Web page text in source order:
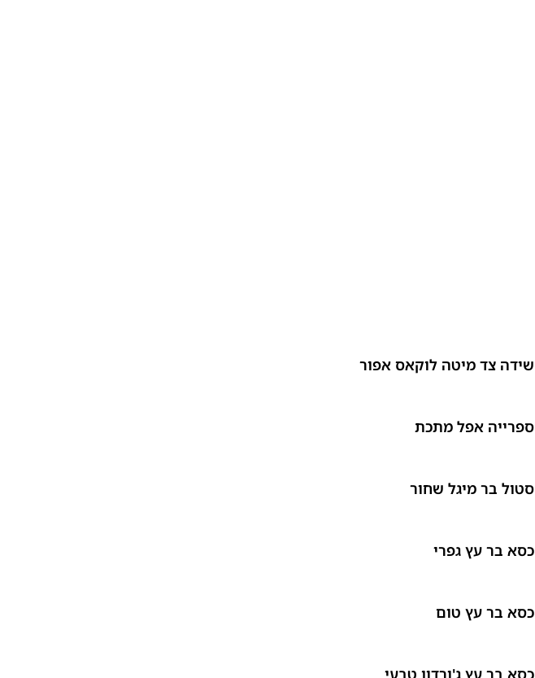
שידה צד מיטה לוקאס אפור
ספרייה אפל מתכת
סטול בר מיגל שחור
כסא בר עץ גפרי
כסא בר עץ טום
כסא בר עץ ג'ורדון טבעי